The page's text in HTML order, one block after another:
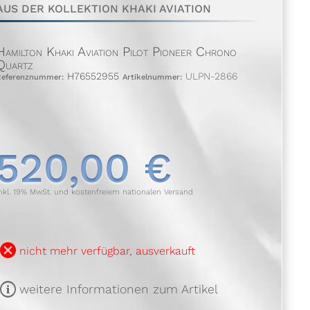
DER KOLLEKTION KHAKI AVIATION
Khaki Aviation Pilot Pioneer Chrono
H76552955 Artikelnummer:ULPN-2866
€
19% MwSt. und kostenfreiem nationalen Versand
nicht mehr verfügbar, ausverkauft
weitere Informationen zum Artikel